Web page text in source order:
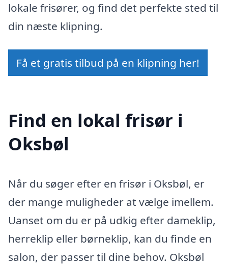
lokale frisører, og find det perfekte sted til
din næste klipning.
Få et gratis tilbud på en klipning her!
Find en lokal frisør i
Oksbøl
Når du søger efter en frisør i Oksbøl, er
der mange muligheder at vælge imellem.
Uanset om du er på udkig efter dameklip,
herreklip eller børneklip, kan du finde en
salon, der passer til dine behov. Oksbøl